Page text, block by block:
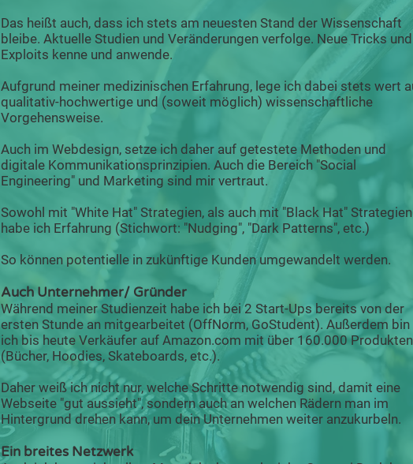
Das heißt auch, dass ich stets am neuesten Stand der Wissenschaft
bleibe. Aktuelle Studien und Veränderungen verfolge. Neue Tricks und
Exploits kenne und anwende.
Aufgrund meiner medizinischen Erfahrung, lege ich dabei stets wert
qualitativ-hochwertige und (soweit möglich) wissenschaftliche
Vorgehensweise.
Auch im Webdesign, setze ich daher auf getestete Methoden und
digitale Kommunikationsprinzipien. Auch die Bereich "Social
Engineering" und Marketing sind mir vertraut.
Sowohl mit "White Hat" Strategien, als auch mit "Black Hat" Strategien
habe ich Erfahrung (Stichwort: "Nudging", "Dark Patterns", etc.)
So können potentielle in zukünftige Kunden umgewandelt werden.
Auch Unternehmer/ Gründer
Während meiner Studienzeit habe ich bei 2 Start-Ups bereits von der
ersten Stunde an mitgearbeitet (OffNorm, GoStudent). Außerdem bin
ich bis heute Verkäufer auf Amazon.com mit über 160.000 Produkten
(Bücher, Hoodies, Skateboards, etc.).
Daher weiß ich nicht nur, welche Schritte notwendig sind, damit eine
Webseite "gut aussieht", sondern auch an welchen Rädern man im
Hintergrund drehen kann, um dein Unternehmen weiter anzukurbeln.
Ein breites Netzwerk